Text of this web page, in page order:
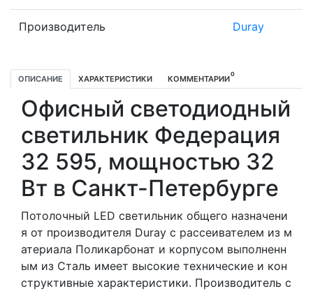
Производитель Duray
ОПИСАНИЕ ХАРАКТЕРИСТИКИ КОММЕНТАРИИ0
Офисный светодиодный
светильник Федерация
32 595, мощностью 32
Вт в Санкт-Петербурге
Потолочный LED светильник общего назначени
я от производителя Duray с рассеивателем из м
атериала Поликарбонат и корпусом выполненн
ым из Сталь имеет высокие технические и кон
структивные характеристики. Производитель с